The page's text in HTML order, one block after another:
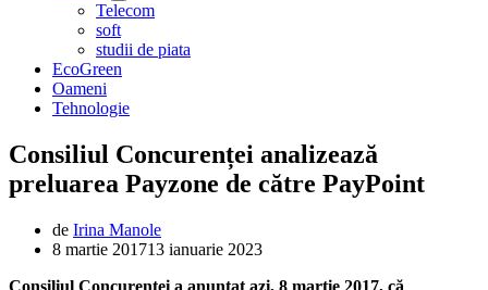
Telecom
soft
studii de piata
EcoGreen
Oameni
Tehnologie
Consiliul Concurenței analizează
preluarea Payzone de către PayPoint
de Irina Manole
8 martie 201713 ianuarie 2023
Consiliul Concurenţei a anunţat azi, 8 martie 2017, că